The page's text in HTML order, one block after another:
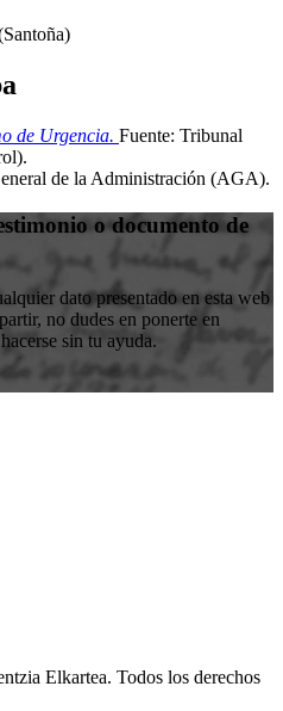
de Urgencia. Fuente: Tribunal
.
de la Administración (AGA).
o documento de
dato presentado en esta web
no dudes en ponerte en
sin tu ayuda.
Elkartea. Todos los derechos